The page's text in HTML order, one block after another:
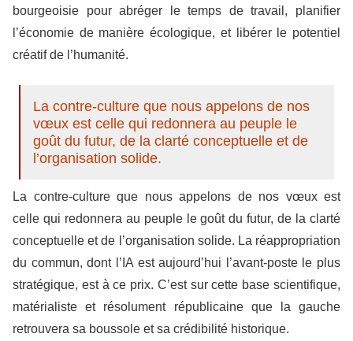
bourgeoisie pour abréger le temps de travail, planifier
l’économie de manière écologique, et libérer le potentiel
créatif de l’humanité.
La contre-culture que nous appelons de nos
vœux est celle qui redonnera au peuple le
goût du futur, de la clarté conceptuelle et de
l’organisation solide.
La contre-culture que nous appelons de nos vœux est
celle qui redonnera au peuple le goût du futur, de la clarté
conceptuelle et de l’organisation solide. La réappropriation
du commun, dont l’IA est aujourd’hui l’avant-poste le plus
stratégique, est à ce prix. C’est sur cette base scientifique,
matérialiste et résolument républicaine que la gauche
retrouvera sa boussole et sa crédibilité historique.